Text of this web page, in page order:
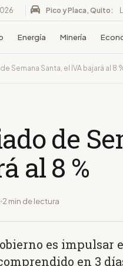
Pico y Placa, Quito:
Energía Minería
Semana Santa, el IVA bajará al 8
de
al 8 %
2 min de lectura
es impulsar
en 3